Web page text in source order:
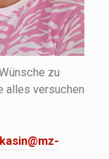
zu
alles versuchen